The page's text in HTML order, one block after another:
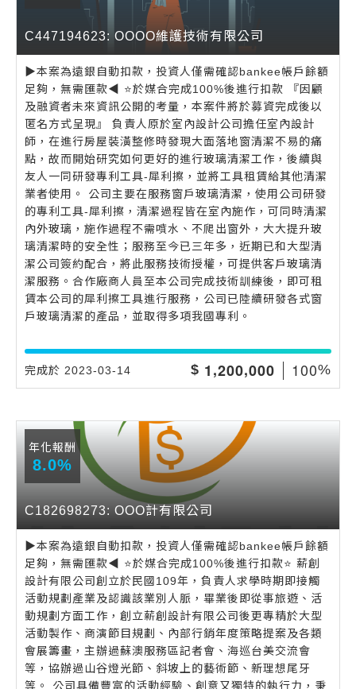
C447194623: OOOO維護技術有限公司
▶️本案為遠銀自動扣款，投資人僅需確認bankee帳戶餘額
足夠，無需匯款◀️ ⭐️於媒合完成100%後進行扣款 『因顧
及融資者未來資訊公開的考量，本案件將於募資完成後以
匿名方式呈現』 負責人原於室內設計公司擔任室內設計
師，在進行房屋裝潢整修時發現大面落地窗清潔不易的痛
點，故而開始研究如何更好的進行玻璃清潔工作，後續與
友人一同研發專利工具-犀利擦，並將工具租賃給其他清潔
業者使用。 公司主要在服務窗戶玻璃清潔，使用公司研發
的專利工具-犀利擦，清潔過程皆在室內施作，可同時清潔
內外玻璃，施作過程不需噴水、不爬出窗外，大大提升玻
璃清潔時的安全性；服務至今已三年多，近期已和大型清
潔公司簽約配合，將此服務技術授權，可提供客戶玻璃清
潔服務。合作廠商人員至本公司完成技術訓練後，即可租
賃本公司的犀利擦工具進行服務，公司已陸續研發各式窗
戶玻璃清潔的產品，並取得多項我國專利。
完成於 2023-03-14 $ 1,200,000 100%
C182698273: OOO計有限公司
年化報酬
8.0%
▶️本案為遠銀自動扣款，投資人僅需確認bankee帳戶餘額
足夠，無需匯款◀️ ⭐️於媒合完成100%後進行扣款⭐️ 薪創
設計有限公司創立於民國109年，負責人求學時期即接觸
活動規劃產業及認識該業別人脈，畢業後即從事旅遊、活
動規劃方面工作，創立薪創設計有限公司後更專精於大型
活動製作、商演節目規劃、內部行銷年度策略提案及各類
會展籌畫，主辦過蘇澳服務區記者會、海巡台美交流會
等，協辦過山谷燈光節、斜坡上的藝術節、新理想尾牙
等。 公司具備豐富的活動經驗、創意又獨特的執行力，秉